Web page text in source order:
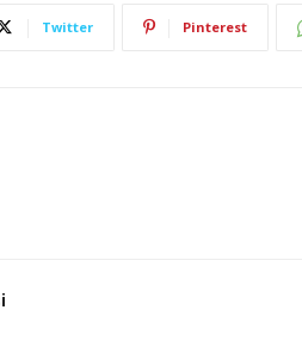
Twitter Pinterest